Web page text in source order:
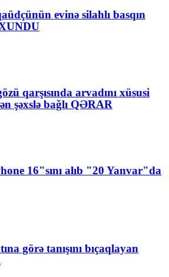
evinə silahlı basqın
qarşısında arvadını xüsusi
şəxslə bağlı QƏRAR
16"sını alıb "20 Yanvar"da
görə tanışını bıçaqlayan